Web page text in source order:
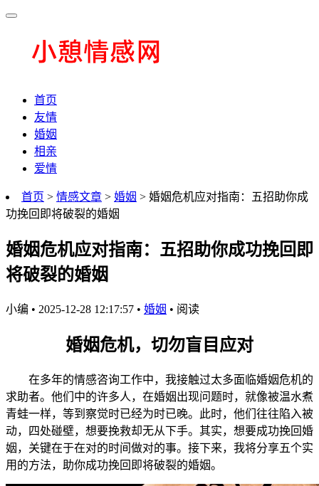
首页
友情
婚姻
相亲
爱情
首页 > 情感文章 > 婚姻 > 婚姻危机应对指南：五招助你成
功挽回即将破裂的婚姻
婚姻危机应对指南：五招助你成功挽回即
将破裂的婚姻
小编 • 2025-12-28 12:17:57 • 婚姻 • 阅读
婚姻危机，切勿盲目应对
在多年的情感咨询工作中，我接触过太多面临婚姻危机的
求助者。他们中的许多人，在婚姻出现问题时，就像被温水煮
青蛙一样，等到察觉时已经为时已晚。此时，他们往往陷入被
动，四处碰壁，想要挽救却无从下手。其实，想要成功挽回婚
姻，关键在于在对的时间做对的事。接下来，我将分享五个实
用的方法，助你成功挽回即将破裂的婚姻。